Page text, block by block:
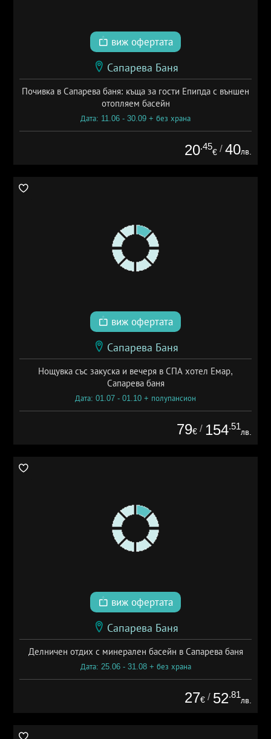
виж офертата
Сапарева Баня
Почивка в Сапарева баня: къща за гости Епипда с външен
отопляем басейн
Дата: 11.06 - 30.09 + без храна
20.45
€ / 40лв.
виж офертата
Сапарева Баня
Нощувка със закуска и вечеря в СПА хотел Емар,
Сапарева баня
Дата: 01.07 - 01.10 + полупансион
79€ / 154.51
лв.
виж офертата
Сапарева Баня
Делничен отдих с минерален басейн в Сапарева баня
Дата: 25.06 - 31.08 + без храна
27€ / 52.81
лв.